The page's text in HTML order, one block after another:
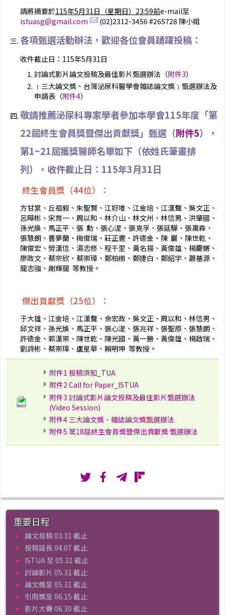
請將摘要於115年5月31日（星期日）23:59前e-mail至
istuasg@gmail.com
(02)2312-3456 #265728 陳小姐
各項甄選活動辦法，歡迎各位會員踴躍投稿：
收件截止日：115年5月31日
討論式影片論文投稿及最佳影片甄選辦法（附件3）
﹝三大論文獎、台灣泌尿科醫學會雜誌論文獎﹞甄選辦法及
申請表（附件4）
敬請推薦泌尿科專家學者參加本學會115年度「第
22屆終生會員獎暨傑出貢獻獎」甄選（附件5），
第1~21屆獲獎醫師名單如下（依姓氏筆畫排
列），收件截止日：115年3月31日
 終生會員獎（44位）：
方甘棠、丘祖毅、朱聖賢、江好堆、江金培、江漢聲、吳文正、
呂曄彬、宋育一、周以和、林介山、林文州、林信男、洪肇國、
孫光煥、馬正平、張 勳、張心湜、張克孚、張延驊、張萬森、
張慧朗、曹夢蘭、梅俊瑞、莊正鏗、許德金、陳 巖、陳世乾、
陳俊宏、勞漢信、湯志修、程千里、黃名揚、黃俊雄、楊慶鏘、
廖政文、蔡宗欣、蔡崇璋、鄭柏樹、鄭捷白、鄭紹宇、蕭基源、
龍志強、謝輝龍 等教授。
 傑出貢獻獎（25位）：
于大雄、江金培、江漢聲、余宏政、吳文正、周以和、林信男、
邱文祥、孫光煥、馬正平、張心湜、張兆祥、張聖原、張慧朗、
許德金、郭漢崇、陳世乾、陳光國、黃一勝、黃俊雄、楊啟瑞、
劉詩彬、蔡崇璋、盧星華、賴明坤 等教授。
附件1 投稿須知_TUA
附件2 Call for Paper_ISTUA
附件3 討論式影片論文投稿及最佳影片甄選辦法
(Video Session)
附件4 三大論文獎、雜誌論文獎甄選辦法
附件5 第18屆終生會員獎暨傑出貢獻獎 甄選辦法
重要日程
論文投稿 03.31 截止
投稿延長 04.07 截止
ISTUA 至 05.31 截止
討論影片 05.31 截止
論文獎至 05.31 截止
引用獎至 06.15 截止
影片大賽 06.30 截止